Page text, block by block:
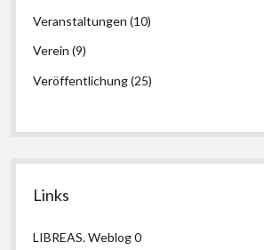
Veranstaltungen (10)
Verein (9)
Veröffentlichung(25)
Links
LIBREAS. Weblog0